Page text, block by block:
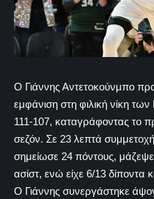
Ο Γιάννης Αντετοκούνμπο
εμφάνιση στη φιλική νίκη
111-107, καταγράφοντας το
σεζόν. Σε 23 λεπτά
σημείωσε 24 πόντους,
ασίστ, ενώ είχε 6/13 δίποντα
Ο Γιάννης συνεργάστηκε